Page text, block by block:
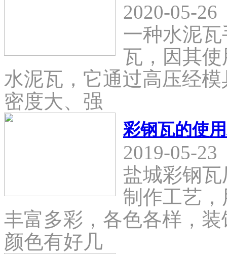
2020-05-26
一种水泥
瓦，因其
水泥瓦，它通过高压经
密度大、强
彩钢瓦的使
2019-05-23
盐城彩钢
制作工艺
丰富多彩，各色各样，
颜色有好几